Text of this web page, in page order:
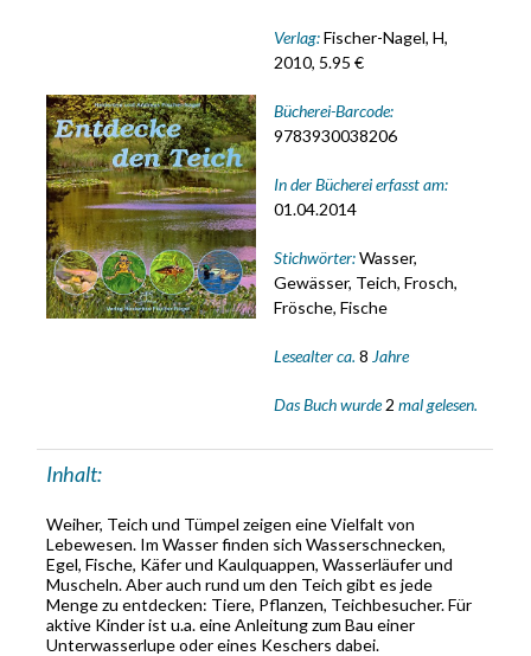
Verlag:Fischer-Nagel, H,
2010, 5.95 €
Bücherei-Barcode:
9783930038206
In der Bücherei erfasst am:
01.04.2014
Stichwörter:Wasser,
Gewässer, Teich, Frosch,
Frösche, Fische
Lesealter ca.8 Jahre
Das Buch wurde2 mal gelesen.
Inhalt:
Weiher, Teich und Tümpel zeigen eine Vielfalt von
Lebewesen. Im Wasser finden sich Wasserschnecken,
Egel, Fische, Käfer und Kaulquappen, Wasserläufer und
Muscheln. Aber auch rund um den Teich gibt es jede
Menge zu entdecken: Tiere, Pflanzen, Teichbesucher. Für
aktive Kinder ist u.a. eine Anleitung zum Bau einer
Unterwasserlupe oder eines Keschers dabei.